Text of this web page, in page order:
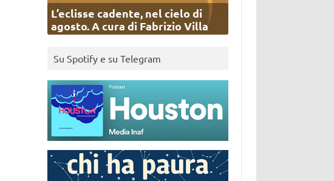
L’eclisse cadente, nel cielo di
agosto. A cura di Fabrizio Villa
Su Spotify e su Telegram